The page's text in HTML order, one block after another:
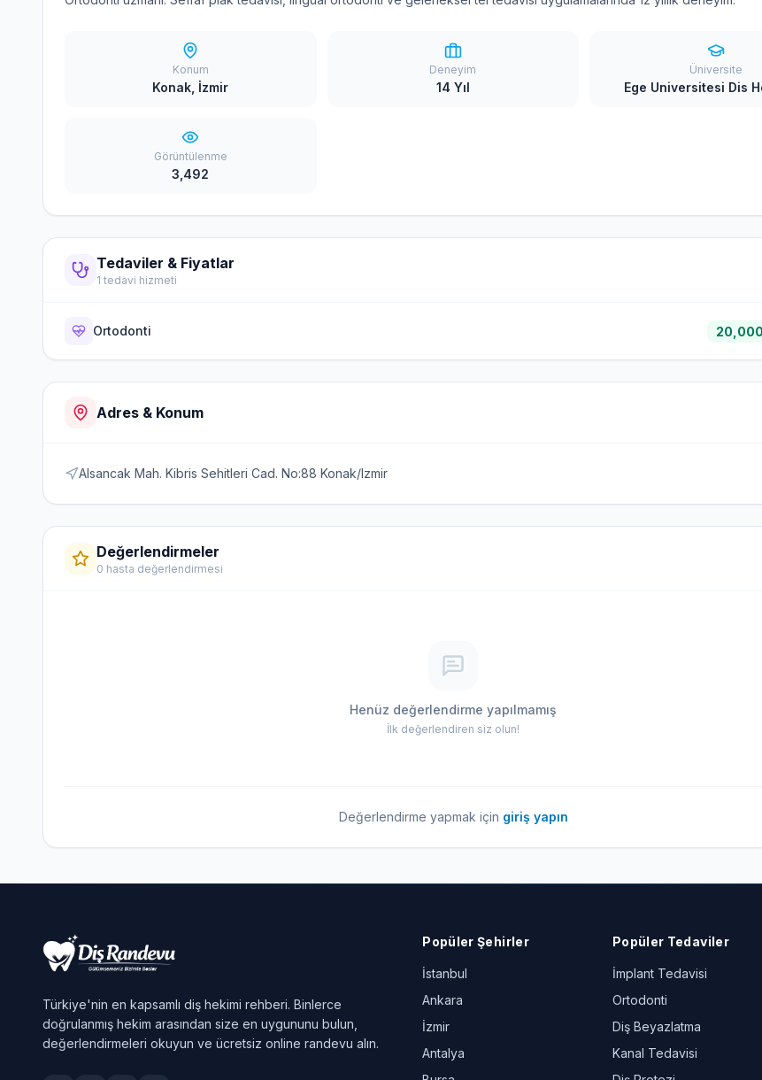
Konum
Konak, İzmir
Deneyim
14 Yıl
Üniversite
Ege Universitesi Dis
Görüntülenme
3,492
Tedaviler & Fiyatlar
1 tedavi hizmeti
Ortodonti
Adres & Konum
Alsancak Mah. Kibris Sehitleri Cad. No:88 Konak/Izmir
Değerlendirmeler
0 hasta değerlendirmesi
Henüz değerlendirme yapılmamış
İlk değerlendiren siz olun!
Değerlendirme yapmak için giriş yapın
Türkiye'nin en kapsamlı diş hekimi rehberi. Binlerce
doğrulanmış hekim arasından size en uygununu bulun,
değerlendirmeleri okuyun ve ücretsiz online randevu alın.
Popüler Şehirler
İstanbul
Ankara
İzmir
Antalya
Popüler Tedaviler
İmplant Tedavisi
Ortodonti
Diş Beyazlatma
Kanal Tedavisi